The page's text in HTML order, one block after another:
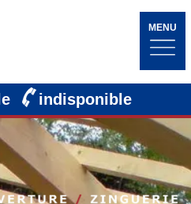
MENU
indisponible